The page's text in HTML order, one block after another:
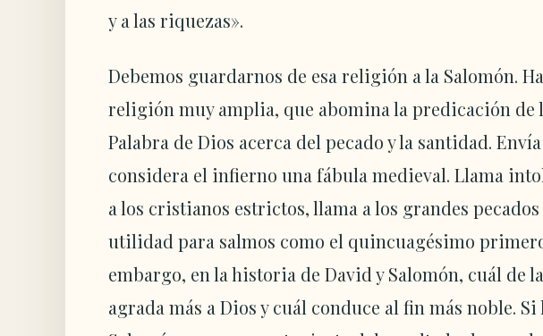
y a las riquezas».
Debemos guardarnos de esa religión a la Salomón.
religión muy amplia, que abomina la predicación de
Palabra de Dios acerca del pecado y la santidad.
considera el infierno una fábula medieval. Llama
a los cristianos estrictos, llama a los grandes
utilidad para salmos como el quincuagésimo
embargo, en la historia de David y Salomón, cuál de
agrada más a Dios y cuál conduce al fin más noble.